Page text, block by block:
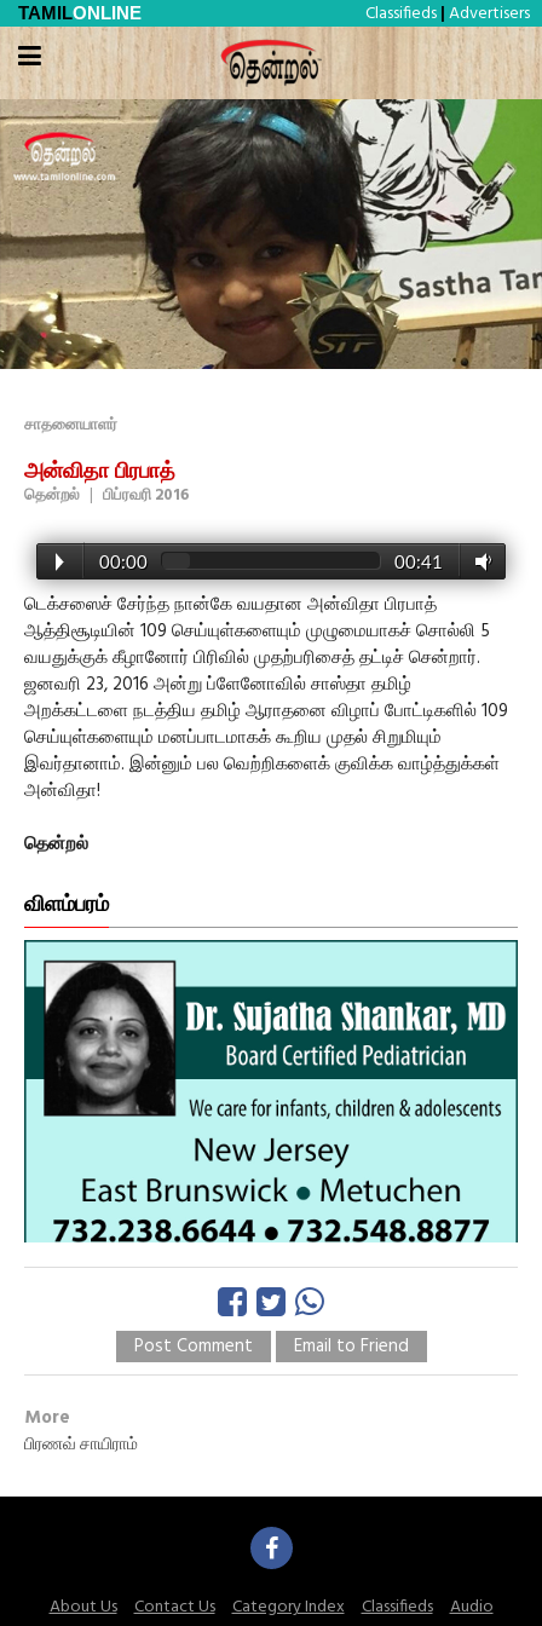
TAMILONLINE Classifieds | Advertisers
சாதனையாளர்
அன்விதா பிரபாத்
தென்றல் | பிப்ரவரி 2016
00:00 00:41
டெக்சஸைச் சேர்ந்த நான்கே வயதான அன்விதா பிரபாத்
ஆத்திசூடியின் 109 செய்யுள்களையும் முழுமையாகச் சொல்லி 5
வயதுக்குக் கீழானோர் பிரிவில் முதற்பரிசைத் தட்டிச் சென்றார்.
ஜனவரி 23, 2016 அன்று ப்ளேனோவில் சாஸ்தா தமிழ்
அறக்கட்டளை நடத்திய தமிழ் ஆராதனை விழாப் போட்டிகளில் 109
செய்யுள்களையும் மனப்பாடமாகக் கூறிய முதல் சிறுமியும்
இவர்தானாம். இன்னும் பல வெற்றிகளைக் குவிக்க வாழ்த்துக்கள்
அன்விதா!
தென்றல்
விளம்பரம்
Post Comment Email to Friend
More
பிரணவ் சாயிராம்
About Us Contact Us Category Index Classifieds
Audio